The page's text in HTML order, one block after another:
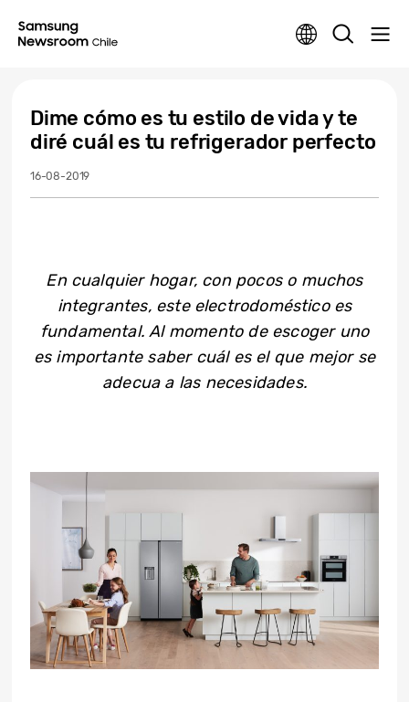
Dime cómo es tu estilo de vida y te
diré cuál es tu refrigerador perfecto
16-08-2019
En cualquier hogar, con pocos o muchos
integrantes, este electrodoméstico es
fundamental. Al momento de escoger uno
es importante saber cuál es el que mejor se
adecua a las necesidades.